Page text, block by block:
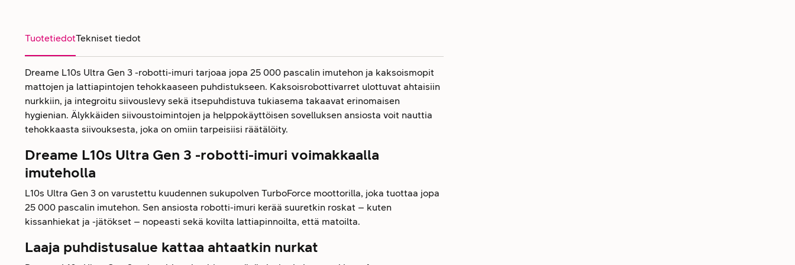
TuotetiedotTekniset tiedot
Dreame L10s Ultra Gen 3 -robotti-imuri tarjoaa jopa 25 000 pascalin imutehon ja kaksoismopit
mattojen ja lattiapintojen tehokkaaseen puhdistukseen. Kaksoisrobottivarret ulottuvat ahtaisiin
nurkkiin, ja integroitu siivouslevy sekä itsepuhdistuva tukiasema takaavat erinomaisen
hygienian. Älykkäiden siivoustoimintojen ja helppokäyttöisen sovelluksen ansiosta voit nauttia
tehokkaasta siivouksesta, joka on omiin tarpeisiisi räätälöity.
Dreame L10s Ultra Gen 3 -robotti-imuri voimakkaalla
imuteholla
L10s Ultra Gen 3 on varustettu kuudennen sukupolven TurboForce moottorilla, joka tuottaa jopa
25 000 pascalin imutehon. Sen ansiosta robotti-imuri kerää suuretkin roskat – kuten
kissanhiekat ja -jätökset – nopeasti sekä kovilta lattiapinnoilta, että matoilta.
Laaja puhdistusalue kattaa ahtaatkin nurkat